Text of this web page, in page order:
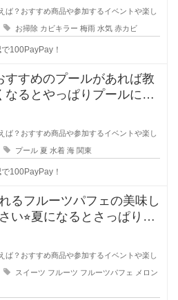
ば？おすすめ商品や参加するイベントや楽し
お掃除 カビキラー 梅雨 水気 赤カビ
100PayPay！
すすめのプールがあれば教
なるとやっぱりプールに行
ば？おすすめ商品や参加するイベントや楽し
プール 夏 水着 海 関東
100PayPay！
るフルーツパフェの美味し
い⭐︎夏になるとさっぱりし
ば？おすすめ商品や参加するイベントや楽し
スイーツ フルーツ フルーツパフェ メロン